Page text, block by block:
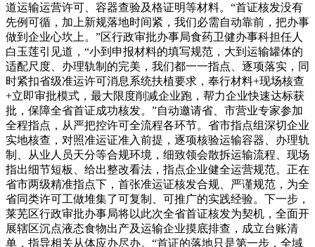
道运输运营许可、容器查验及格证明等材料。“首证核发没有
先例可循，加上新规落地时间紧，我们必需自动靠前，把办事
做到企业心坎上。”区行政审批办事局食药卫健办事科担任人
白玉莲引见道，“小到申报材料的填写规范，大到运输罐体的
适配尺度、办理轨制的完美，我们都一一指点、逐项落实，同
时紧扣省级准运许可消息系统扶植要求，奉行材料+现场核查
+立即审批模式，最大限度削减企业跑，帮力企业快速达标获
批，保障全省首证成功核发。”自动邀请省、市营业专家参加
全程指点，从严把控许可全流程各环节。省市指点组深切企业
实地核查，对照准运证准入前提，逐项核验运输容器、办理轨
制、从业人员天分等合规环境，细致领会散拆运输流程、现场
指出细节短板、给出整改看法，指点企业健全运营规范。正在
省市两级精准指点下，首张准运证核发合规、严谨规范，为全
省同类许可工做堆集了可复制、可推广的实践经验。下一步，
莱芜区行政审批办事局将以此次全省首证核发为契机，全面开
展辖区沉点液态食物出产及运输企业摸底排查，成立台账清
单，指导相关从体应办尽办。“首证的落地只是第一步，全域